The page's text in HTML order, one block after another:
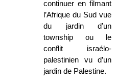
continuer en filmant
l’Afrique du Sud vue
du jardin d’un
township ou le
conflit israélo-
palestinien vu d’un
jardin de Palestine.